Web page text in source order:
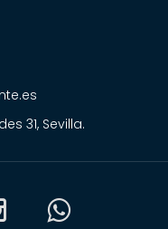
31, Sevilla.